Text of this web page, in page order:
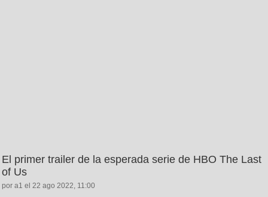
El primer trailer de la esperada serie de HBO The Last
of Us
por a1 el 22 ago 2022, 11:00